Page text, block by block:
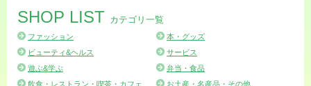
SHOP LIST カテゴリ一覧
ファッション
本・グッズ
ビューティ&ヘルス
サービス
遊ぶ&学ぶ
弁当・食品
飲食・レストラン・喫茶・カフェ
お土産・名産品・その他